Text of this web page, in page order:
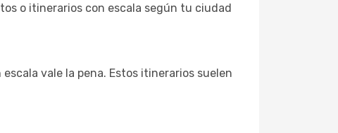
o itinerarios con escala según tu ciudad
vale la pena. Estos itinerarios suelen